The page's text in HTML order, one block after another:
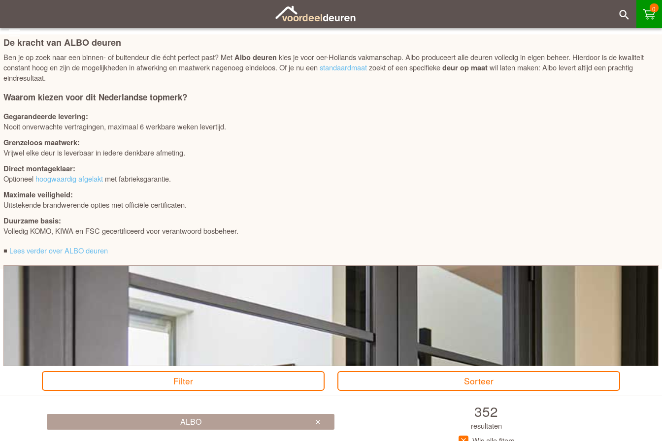
0
Filteren
Outlet deuren
OPDEK OF STOMP
HOOGTE
BREEDTE
STIJL
MERK
ALBO deuren
Albo Freeslijn AA
Albo Signature DC DA DJ
Albo Woods Oak AA
Albo Woods Oak Line FI FA
Austria deuren
Sorteren
Merk - A tot Z
Merk - Z tot A
Prijs hoog - laag
Best verkocht
De kracht van ALBO deuren
Ben je op zoek naar een binnen- of buitendeur die écht perfect past? MetAlbo deuren kies je voor oer-Hollands vakmanschap. Albo produceert alle deuren volledig in eigen beheer. Hierdoor is de kwaliteit
constant hoog en zijn de mogelijkheden in afwerking en maatwerk nagenoeg eindeloos. Of je nu eenstandaardmaatzoekt of een specifiekedeur op maatwil laten maken: Albo levert altijd een prachtig
eindresultaat.
Waarom kiezen voor dit Nederlandse topmerk?
Gegarandeerde levering:
Nooit onverwachte vertragingen, maximaal 6 werkbare weken levertijd.
Grenzeloos maatwerk:
Vrijwel elke deur is leverbaar in iedere denkbare afmeting.
Direct montageklaar:
Optioneel hoogwaardig afgelakt met fabrieksgarantie.
Maximale veiligheid:
Uitstekende brandwerende opties met officiële certificaten.
Duurzame basis:
Volledig KOMO, KIWA en FSC gecertificeerd voor verantwoord bosbeheer.
◾ Lees verder over ALBO deuren
Filter Sorteer
ALBO
352
resultaten